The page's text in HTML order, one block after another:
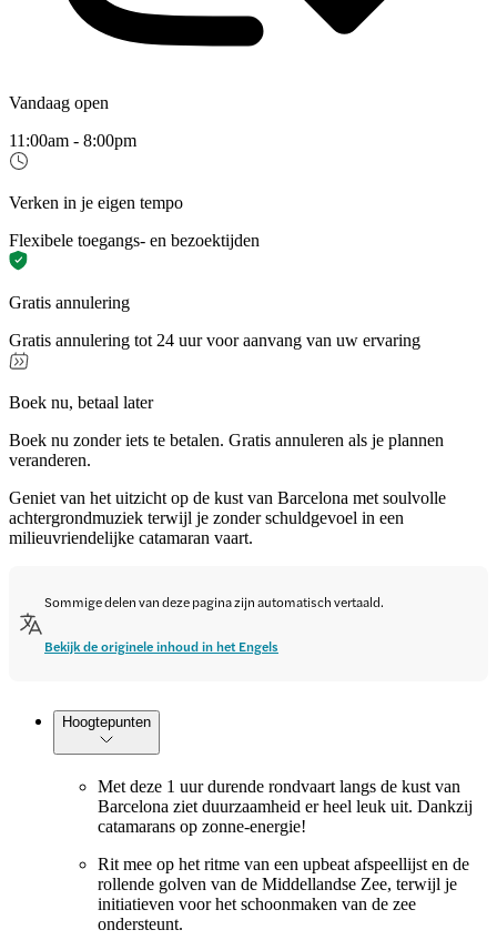
Vandaag open
11:00am - 8:00pm
Verken in je eigen tempo
Flexibele toegangs- en bezoektijden
Gratis annulering
Gratis annulering tot 24 uur voor aanvang van uw ervaring
Boek nu, betaal later
Boek nu zonder iets te betalen. Gratis annuleren als je plannen
veranderen.
Geniet van het uitzicht op de kust van Barcelona met soulvolle
achtergrondmuziek terwijl je zonder schuldgevoel in een
milieuvriendelijke catamaran vaart.
Sommige delen van deze pagina zijn automatisch vertaald.
Bekijk de originele inhoud in het Engels
Hoogtepunten
Met deze 1 uur durende rondvaart langs de kust van
Barcelona ziet duurzaamheid er heel leuk uit. Dankzij
catamarans op zonne-energie!
Rit mee op het ritme van een upbeat afspeellijst en de
rollende golven van de Middellandse Zee, terwijl je
initiatieven voor het schoonmaken van de zee
ondersteunt.